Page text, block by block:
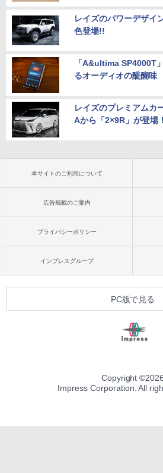
レイズのパワーデザイ
色登場!!
「A&ultima SP4000T
るオーディオの醍醐味
レイズのプレミアムカ
Aから「2×9R」が登場！
本サイトのご利用について
広告掲載のご案内
プライバシーポリシー
インプレスグループ
PC版で見る
Copyright ©2026
Impress Corporation. All